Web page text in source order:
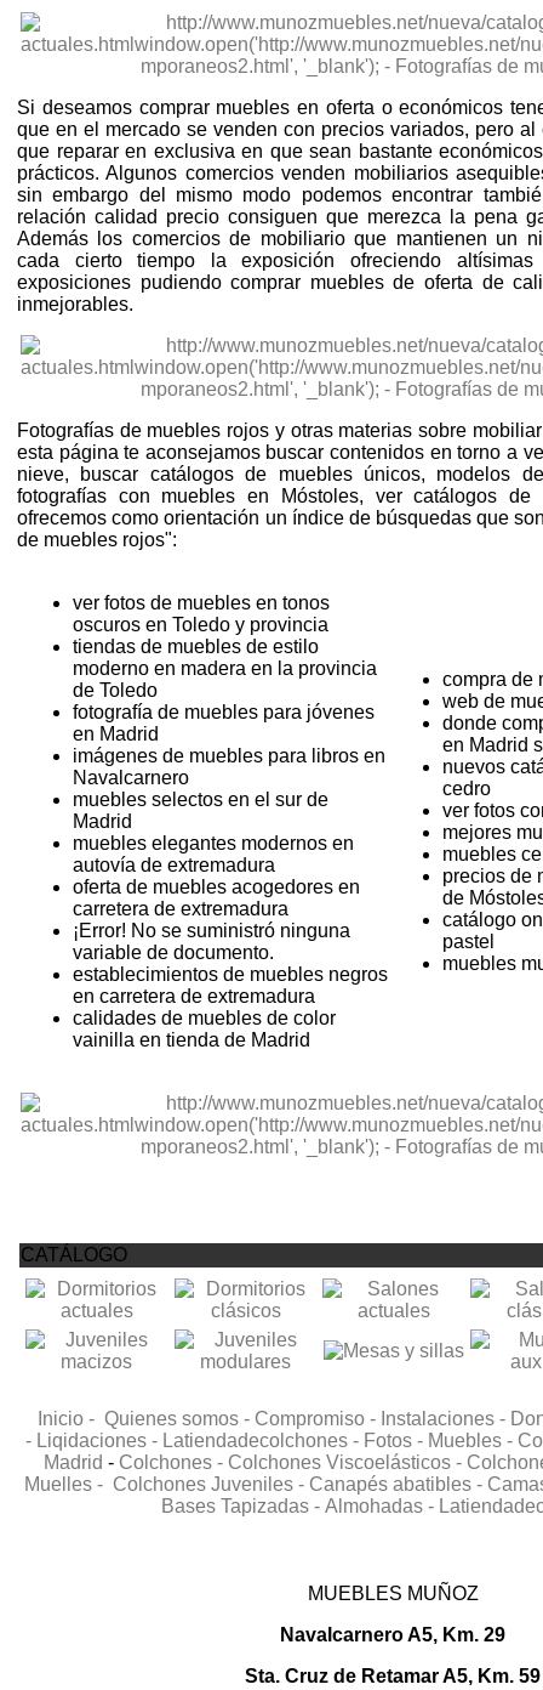
Si deseamos comprar muebles en oferta o económicos
que en el mercado se venden con precios variados, pero
que reparar en exclusiva en que sean bastante
prácticos. Algunos comercios venden mobiliarios
sin embargo del mismo modo podemos encontrar
relación calidad precio consiguen que merezca la pena
Además los comercios de mobiliario que mantienen un
cada cierto tiempo la exposición ofreciendo
exposiciones pudiendo comprar muebles de oferta de
inmejorables.
Fotografías de muebles rojos y otras materias sobre
esta página te aconsejamos buscar contenidos en torno a
nieve, buscar catálogos de muebles únicos, modelos
fotografías con muebles en Móstoles, ver catálogos
ofrecemos como orientación un índice de búsquedas que
de muebles rojos":
ver fotos de muebles en tonos
oscuros en Toledo y provincia
tiendas de muebles de estilo
moderno en madera en la provincia
de Toledo
fotografía de muebles para jóvenes
en Madrid
imágenes de muebles para libros en
Navalcarnero
muebles selectos en el sur de
Madrid
muebles elegantes modernos en
autovía de extremadura
oferta de muebles acogedores en
carretera de extremadura
¡Error! No se suministró ninguna
variable de documento.
establecimientos de muebles negros
en carretera de extremadura
calidades de muebles de color
vainilla en tienda de Madrid
compra de
web de
donde
en Madrid
nuevos
cedro
ver fotos
mejores
muebles
precios de
de
catálogo
pastel
muebles
CATÁLOGO
Inicio - Quienes somos - Compromiso - Instalaciones -
- Liqidaciones - Latiendadecolchones - Fotos - Muebles -
Madrid - Colchones - Colchones Viscoelásticos -
Muelles - Colchones Juveniles - Canapés abatibles -
Bases Tapizadas - Almohadas -
MUEBLES MUÑOZ
Navalcarnero A5, Km. 29
Sta. Cruz de Retamar A5, Km. 59